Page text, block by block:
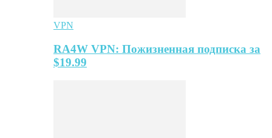
VPN
RA4W VPN: Пожизненная подписка за
$19.99